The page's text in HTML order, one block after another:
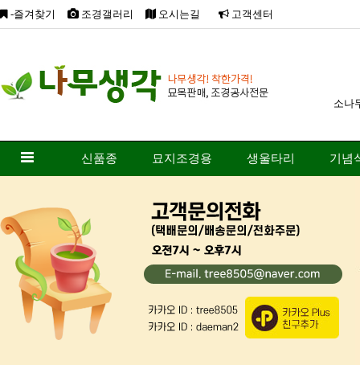
-즐겨찾기 조경갤러리 오시는길 고객센터
소나
신품종 묘지조경용 생울타리 기념